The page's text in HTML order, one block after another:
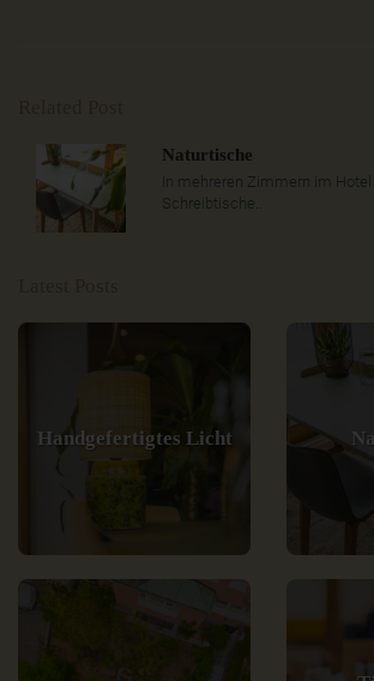
Naturtische
In mehreren Zimmern im Hotel
Schreibtische..
Handgefertigtes Licht